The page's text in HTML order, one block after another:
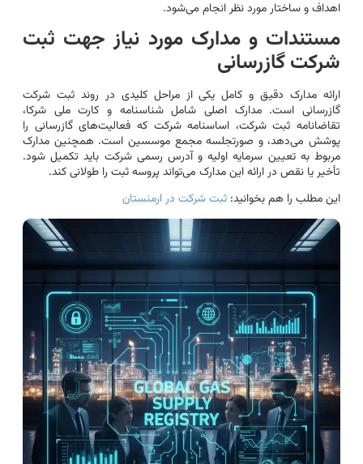
اهداف و ساختار مورد نظر انجام می‌شود.
مستندات و مدارک مورد نیاز جهت ثبت
شرکت گازرسانی
ارائه مدارک دقیق و کامل یکی از مراحل کلیدی در روند ثبت شرکت
گازرسانی است. مدارک اصلی شامل شناسنامه و کارت ملی شرکا،
تقاضانامه ثبت شرکت، اساسنامه شرکت که فعالیت‌های گازرسانی را
پوشش می‌دهد، و صورتجلسه مجمع موسسین است. همچنین مدارک
مربوط به تعیین سرمایه اولیه و آدرس رسمی شرکت باید تکمیل شود.
تأخیر یا نقص در ارائه این مدارک می‌تواند پروسه ثبت را طولانی کند.
این مطلب را هم بخوانید: ثبت شرکت در ارمنستان